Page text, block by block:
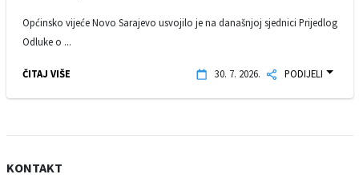
Općinsko vijeće Novo Sarajevo usvojilo je na današnjoj sjednici Prijedlog
Odluke o ...
ČITAJ VIŠE 30. 7. 2026. PODIJELI
KONTAKT